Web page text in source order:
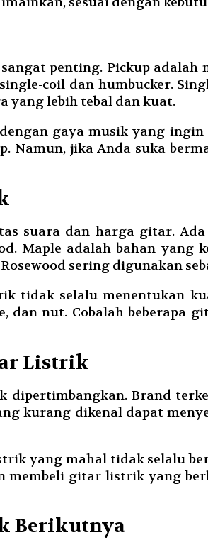
penting. Pickup
coil dan humbucker.
yang lebih tebal dan kuat.
gaya musik yang
Namun, jika Anda suka
suara dan harga gitar.
Maple adalah bahan yang
sering digunakan
tidak selalu menentukan
nut. Cobalah beberapa
Listrik
Brand
kurang dikenal dapat
yang mahal tidak selalu
membeli gitar listrik yang
Berikutnya